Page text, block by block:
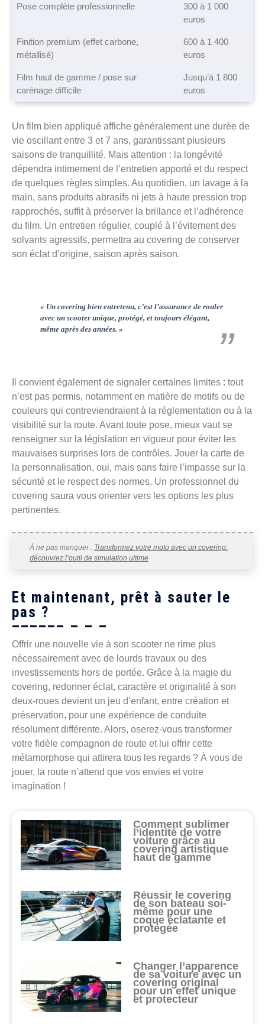
Pose complète professionnelle
300 à 1 000
euros
Finition premium (effet carbone,
métallisé)
600 à 1 400
euros
Film haut de gamme / pose sur
carénage difficile
Jusqu’à 1 800
euros
Un film bien appliqué affiche généralement une durée de
vie oscillant entre 3 et 7 ans, garantissant plusieurs
saisons de tranquillité. Mais attention : la longévité
dépendra intimement de l’entretien apporté et du respect
de quelques règles simples. Au quotidien, un lavage à la
main, sans produits abrasifs ni jets à haute pression trop
rapprochés, suffit à préserver la brillance et l’adhérence
du film. Un entretien régulier, couplé à l’évitement des
solvants agressifs, permettra au covering de conserver
son éclat d’origine, saison après saison.
« Un covering bien entretenu, c’est l’assurance de rouler
avec un scooter unique, protégé, et toujours élégant,
même après des années. »
Il convient également de signaler certaines limites : tout
n’est pas permis, notamment en matière de motifs ou de
couleurs qui contreviendraient à la réglementation ou à la
visibilité sur la route. Avant toute pose, mieux vaut se
renseigner sur la législation en vigueur pour éviter les
mauvaises surprises lors de contrôles. Jouer la carte de
la personnalisation, oui, mais sans faire l’impasse sur la
sécurité et le respect des normes. Un professionnel du
covering saura vous orienter vers les options les plus
pertinentes.
À ne pas manquer : Transformez votre moto avec un covering:
découvrez l’outil de simulation ultime
Et maintenant, prêt à sauter le
pas ?
Offrir une nouvelle vie à son scooter ne rime plus
nécessairement avec de lourds travaux ou des
investissements hors de portée. Grâce à la magie du
covering, redonner éclat, caractère et originalité à son
deux-roues devient un jeu d’enfant, entre création et
préservation, pour une expérience de conduite
résolument différente. Alors, oserez-vous transformer
votre fidèle compagnon de route et lui offrir cette
métamorphose qui attirera tous les regards ? À vous de
jouer, la route n’attend que vos envies et votre
imagination !
Comment sublimer
l’identité de votre
voiture grâce au
covering artistique
haut de gamme
Réussir le covering
de son bateau soi-
même pour une
coque éclatante et
protégée
Changer l’apparence
de sa voiture avec un
covering original
pour un effet unique
et protecteur